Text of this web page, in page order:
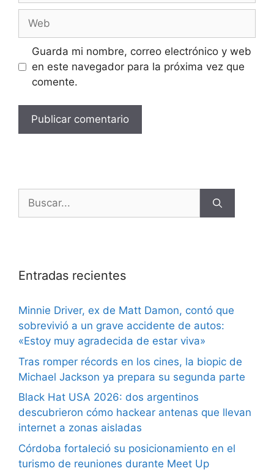
Guarda mi nombre, correo electrónico y web
en este navegador para la próxima vez que
comente.
Entradas recientes
Minnie Driver, ex de Matt Damon, contó que
sobrevivió a un grave accidente de autos:
«Estoy muy agradecida de estar viva»
Tras romper récords en los cines, la biopic de
Michael Jackson ya prepara su segunda parte
Black Hat USA 2026: dos argentinos
descubrieron cómo hackear antenas que llevan
internet a zonas aisladas
Córdoba fortaleció su posicionamiento en el
turismo de reuniones durante Meet Up